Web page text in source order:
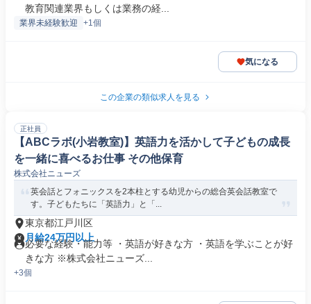
教育関連業界もしくは業務の経...
業界未経験歓迎 +1個
気になる
この企業の類似求人を見る
正社員
【ABCラボ(小岩教室)】英語力を活かして子どもの成長
を一緒に喜べるお仕事 その他保育
株式会社ニューズ
英会話とフォニックスを2本柱とする幼児からの総合英会話教室で
す。子どもたちに「英語力」と「...
東京都江戸川区
月給24万円以上
必要な経験・能力等 ・英語が好きな方 ・英語を学ぶことが好
きな方 ※株式会社ニューズ...
+3個